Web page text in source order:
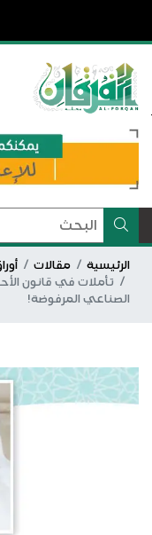
الرئيسية مقالات
الصناعي المرفوضة!